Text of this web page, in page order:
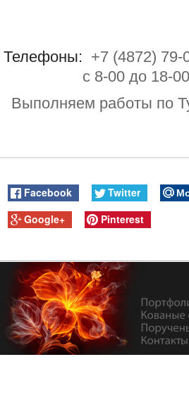
Телефоны: +7 (4872)
с 8-00 до 18-
Выполняем работы по
Facebook Twitter
Google+
Pinterest